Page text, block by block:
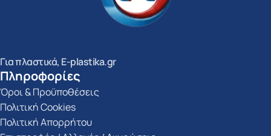
Για πλαστικά, E-plastika.gr
Πληροφορίες
Όροι & Προϋποθέσεις
Πολιτική Cookies
Πολιτική Απορρήτου